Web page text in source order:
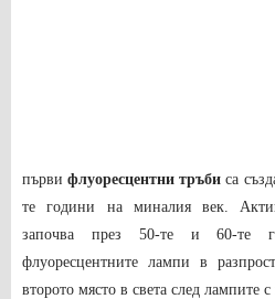
първифлуоресцентни тръби са
те години на миналия век.
започва през 50-те и 60-те
флуоресцентните лампи в
второто място в света след лампите